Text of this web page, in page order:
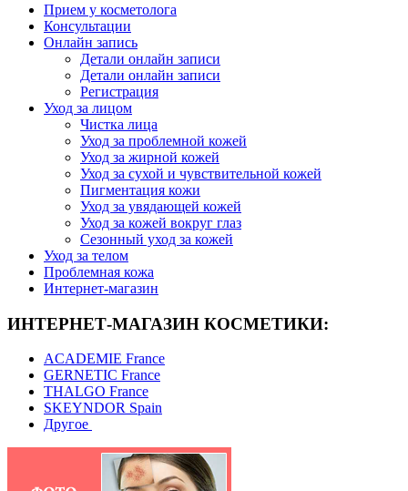
Прием у косметолога
Консультации
Онлайн запись
Детали онлайн записи
Детали онлайн записи
Регистрация
Уход за лицом
Чистка лица
Уход за проблемной кожей
Уход за жирной кожей
Уход за сухой и чувствительной кожей
Пигментация кожи
Уход за увядающей кожей
Уход за кожей вокруг глаз
Сезонный уход за кожей
Уход за телом
Проблемная кожа
Интернет-магазин
ИНТЕРНЕТ-МАГАЗИН КОСМЕТИКИ:
ACADEMIE France
GERNETIC France
THALGO France
SKEYNDOR Spain
Другое